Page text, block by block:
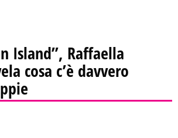
Island”, Raffaella
cosa c’è davvero